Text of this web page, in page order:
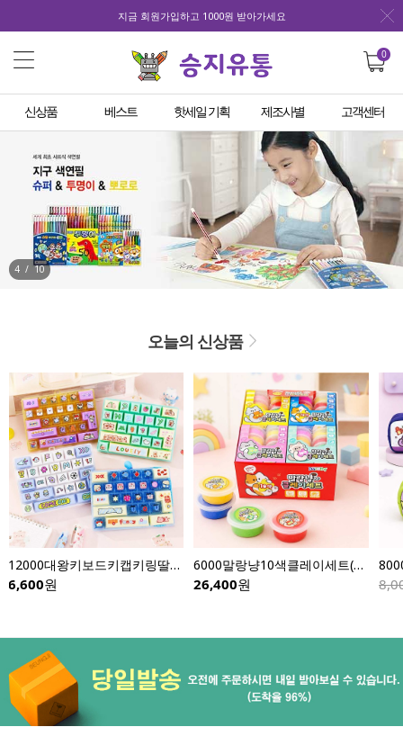
지금 회원가입하고 1000원 받아가세요
0
신상품 베스트 핫세일 기획 제조사별 고객센터
4 / 10
오늘의 신상품
12000대왕키보드키캡키링딸깍이-낱개(이미지다양)
6,600원
6000말랑냥10색클레이세트(8개입)
26,400원